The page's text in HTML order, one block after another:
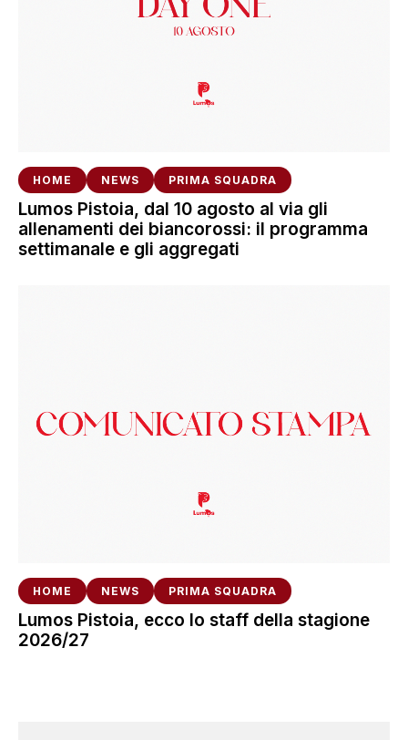
HOME NEWS PRIMA SQUADRA
Lumos Pistoia, dal 10 agosto al via gli
allenamenti dei biancorossi: il programma
settimanale e gli aggregati
HOME NEWS PRIMA SQUADRA
Lumos Pistoia, ecco lo staff della stagione
2026/27